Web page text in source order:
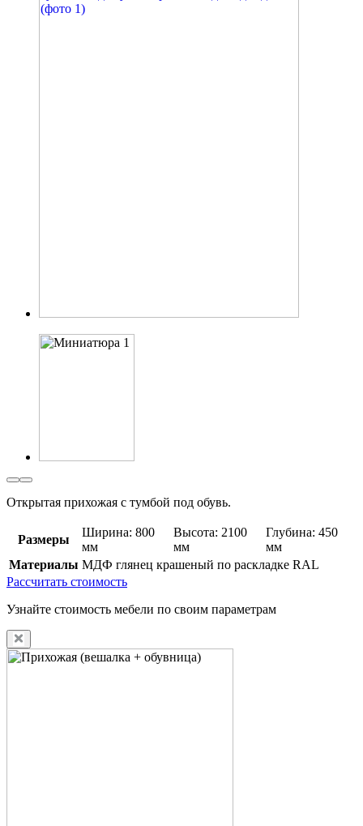
Открытая прихожая с тумбой под обувь.
Размеры
Ширина: 800
мм
Высота: 2100
мм
Глубина: 450
мм
Материалы МДФ глянец крашеный по раскладке RAL
Рассчитать стоимость
Узнайте стоимость мебели по своим параметрам